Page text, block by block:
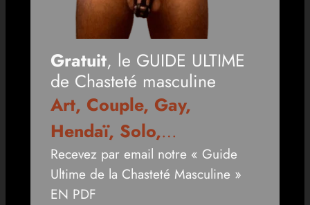
Gratuit, le GUIDE ULTIME
de Chasteté masculine
Art, Couple, Gay,
Hendaï, Solo,…
Recevez par email notre « Guide
Ultime de la Chasteté Masculine »
EN PDF